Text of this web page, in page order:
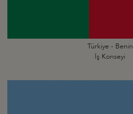
Türkiye - Benin
İş Konseyi